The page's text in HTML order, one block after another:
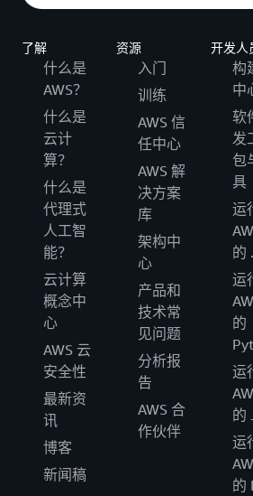
了解
什么是
AWS？
什么是
云计
算？
什么是
代理式
人工智
能？
云计算
概念中
心
AWS 云
安全性
最新资
讯
博客
新闻稿
资源
入门
训练
AWS 信
任中心
AWS 解
决方案
库
架构中
心
产品和
技术常
见问题
分析报
告
AWS 合
作伙伴
开发人
构
中
软
发
包
具
运
的
运
的
运
的
运
的